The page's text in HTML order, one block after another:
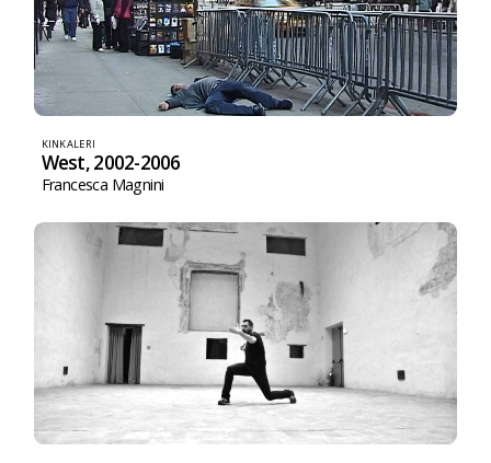
KINKALERI
West, 2002-2006
Francesca Magnini